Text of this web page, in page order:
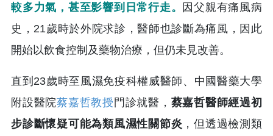
較多力氣，甚至影響到日常行走。
因父親有痛風病
史，21歲時於外院求診，醫師也診斷為痛風，因此
開始以飲食控制及藥物治療，但仍未見改善。
直到23歲時至風濕免疫科權威醫師、中國醫藥大學
附設醫院蔡嘉哲教授 門診就醫， 蔡嘉哲醫師經過初
步診斷懷疑可能為類風濕性關節炎 ，但透過檢測類